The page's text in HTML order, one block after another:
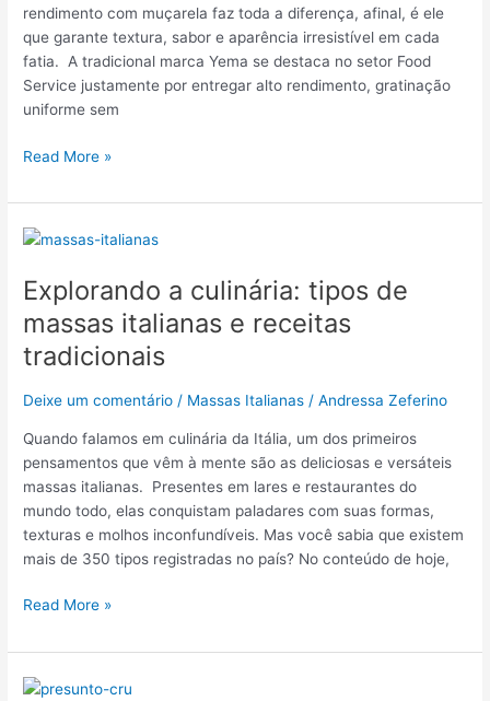
rendimento com muçarela faz toda a diferença, afinal, é ele
que garante textura, sabor e aparência irresistível em cada
fatia. A tradicional marca Yema se destaca no setor Food
Service justamente por entregar alto rendimento, gratinação
uniforme sem
pizzaria
Read More »
Explorando a culinária: tipos de
massas italianas e receitas
tradicionais
Deixe um comentário / Massas Italianas /Andressa Zeferino
Quando falamos em culinária da Itália, um dos primeiros
pensamentos que vêm à mente são as deliciosas e versáteis
massas italianas. Presentes em lares e restaurantes do
mundo todo, elas conquistam paladares com suas formas,
texturas e molhos inconfundíveis. Mas você sabia que existem
mais de 350 tipos registradas no país? No conteúdo de hoje,
Explorando
culinária:
tipos
de
massas
e
receitas
tradicionais
Read More »
Presunto